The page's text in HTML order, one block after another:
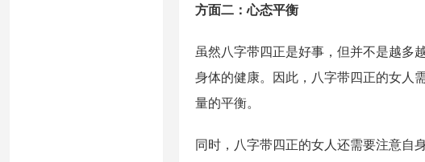
方面二：心态平衡
虽然八字带四正是好事，但并不是越多
身体的健康。因此，八字带四正的女人
量的平衡。
同时，八字带四正的女人还需要注意自